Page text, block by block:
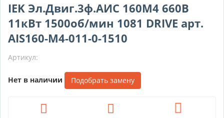
IEK Эл.Двиг.3ф.АИС 160M4 660В
11кВт 1500об/мин 1081 DRIVE арт.
AIS160-M4-011-0-1510
Артикул:
Нет в наличии Подобрать замену